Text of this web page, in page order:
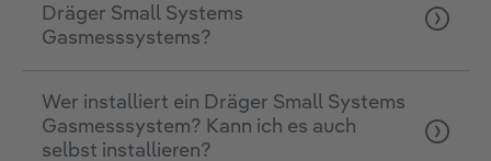
Dräger Small Systems
Gasmesssystems?
Wer installiert ein Dräger Small Systems
Gasmesssystem? Kann ich es auch
selbst installieren?